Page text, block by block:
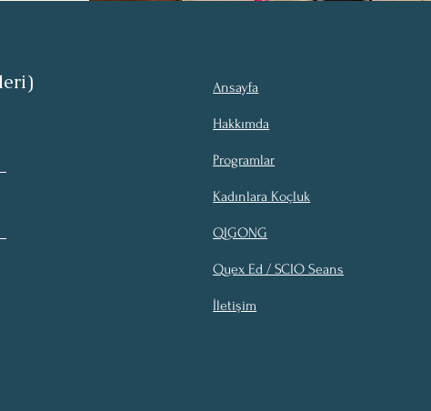
Ansayfa
Hakkımda
Programlar
Kadınlara Koçluk
QIGONG
Quex Ed / SCIO Seans
İletişim